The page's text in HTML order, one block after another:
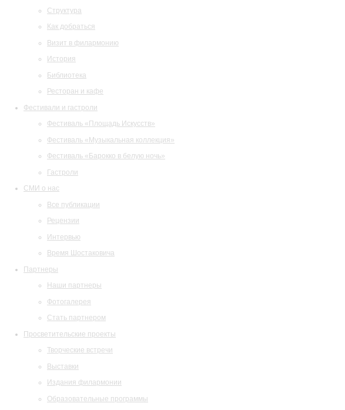
Структура
Как добраться
Визит в филармонию
История
Библиотека
Ресторан и кафе
Фестивали и гастроли
Фестиваль «Площадь Искусств»
Фестиваль «Музыкальная коллекция»
Фестиваль «Барокко в белую ночь»
Гастроли
СМИ о нас
Все публикации
Рецензии
Интервью
Время Шостаковича
Партнеры
Наши партнеры
Фотогалерея
Стать партнером
Просветительские проекты
Творческие встречи
Выставки
Издания филармонии
Образовательные программы